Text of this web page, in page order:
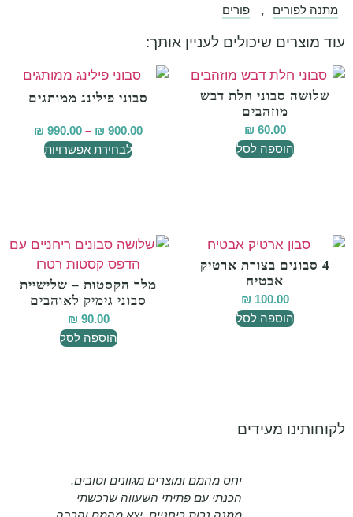
מתנה לפורים , פורים
עוד מוצרים שיכולים לעניין אותך:
שלושה סבוני חלת דבש
מוזהבים
₪ 60.00
הוספה לסל
סבוני פילינג ממותגים
₪ 900.00
–
₪ 990.00
לבחירת אפשרויות
4 סבונים בצורת ארטיק
אבטיח
₪ 100.00
הוספה לסל
מלך הקסטות – שלישיית
סבוני גימיק לאוהבים
₪ 90.00
הוספה לסל
לקוחותינו מעידים
יחס מהמם ומוצרים מגוונים וטובים.
הכנתי עם פתיתי השעווה שרכשתי